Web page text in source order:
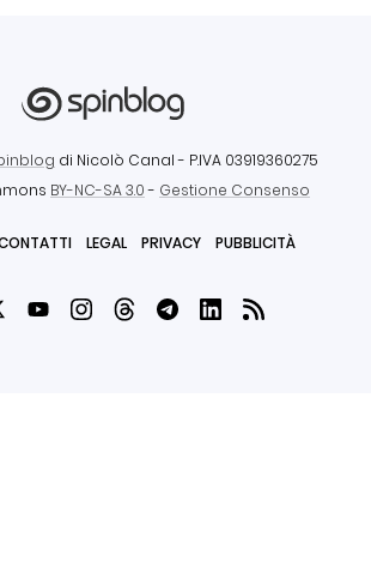
di Nicolò Canal - P.IVA 03919360275
BY-NC-SA 3.0- Gestione Consenso
LEGAL PRIVACY PUBBLICITÀ